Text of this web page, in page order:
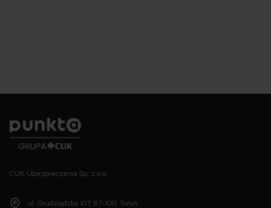
CUK Ubezpieczenia Sp. z o.o.
ul. Grudziądzka 107, 87-100, Toruń